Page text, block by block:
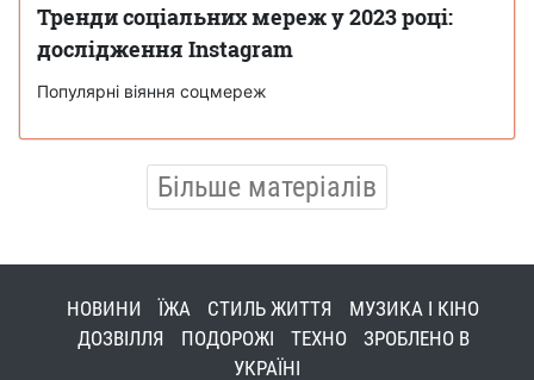
Тренди соціальних мереж у 2023 році:
дослідження Instagram
Популярні віяння соцмереж
Більше матеріалів
НОВИНИ ЇЖА СТИЛЬ ЖИТТЯ
МУЗИКА І КІНО
ДОЗВІЛЛЯ
ПОДОРОЖІ ТЕХНО
ЗРОБЛЕНО В
УКРАЇНІ